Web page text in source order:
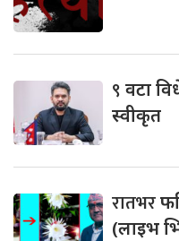
९ वटा
स्वीकृत
रातभर
(लाइभ